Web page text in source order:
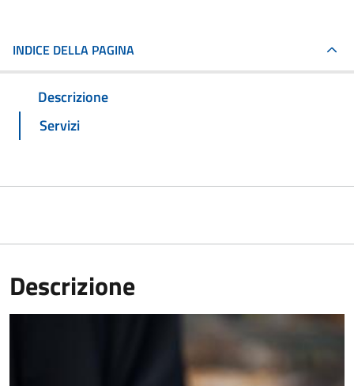
INDICE DELLA PAGINA
Descrizione
Servizi
Descrizione